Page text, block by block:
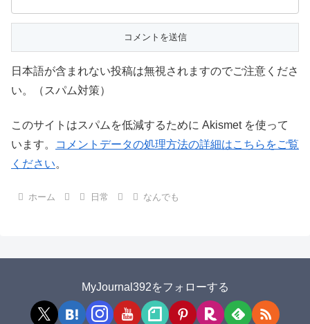
日本語が含まれない投稿は無視されますのでご注意くださ
い。（スパム対策）
このサイトはスパムを低減するために Akismet を使って
います。
コメントデータの処理方法の詳細はこちらをご覧
ください。
ホーム 日常 なんでも
MyJournal392をフォローする